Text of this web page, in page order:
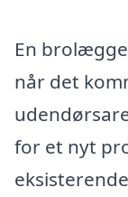
En
når det
for et nyt